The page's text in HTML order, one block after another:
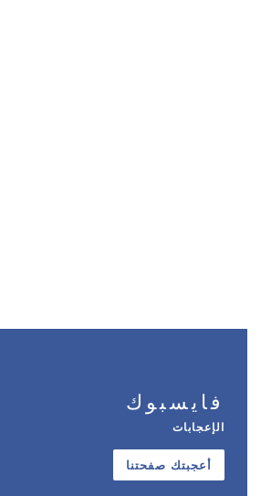
فايسبوك
الإعجابات
أعجبتك صفحتنا